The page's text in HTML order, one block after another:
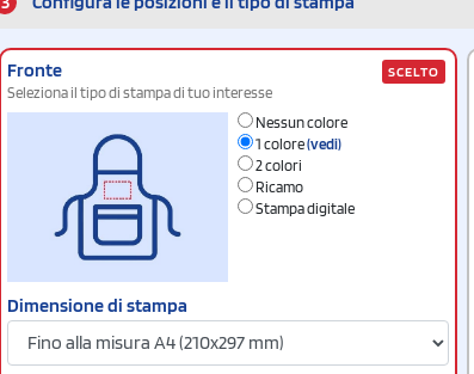
Fronte
Seleziona il tipo di stampa di tuo interesse
Nessun colore
1 colore(vedi)
2 colori
Ricamo
Stampa digitale
Dimensione di stampa
SCELTO